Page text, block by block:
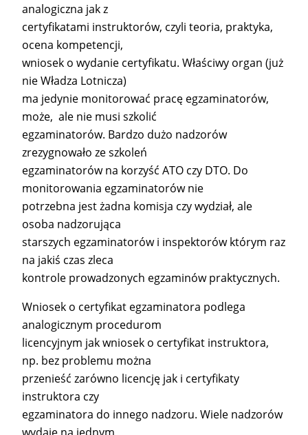
analogiczna jak z
certyfikatami instruktorów, czyli teoria, praktyka,
ocena kompetencji,
wniosek o wydanie certyfikatu. Właściwy organ (już
nie Władza Lotnicza)
ma jedynie monitorować pracę egzaminatorów,
może, ale nie musi szkolić
egzaminatorów. Bardzo dużo nadzorów
zrezygnowało ze szkoleń
egzaminatorów na korzyść ATO czy DTO. Do
monitorowania egzaminatorów nie
potrzebna jest żadna komisja czy wydział, ale
osoba nadzorująca
starszych egzaminatorów i inspektorów którym raz
na jakiś czas zleca
kontrole prowadzonych egzaminów praktycznych.
Wniosek o certyfikat egzaminatora podlega
analogicznym procedurom
licencyjnym jak wniosek o certyfikat instruktora,
np. bez problemu można
przenieść zarówno licencję jak i certyfikaty
instruktora czy
egzaminatora do innego nadzoru. Wiele nadzorów